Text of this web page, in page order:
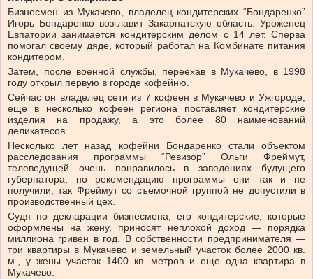
Бизнесмен из Мукачево, владелец кондитерских “Бондаренко”
Игорь Бондаренко возглавит Закарпатскую область. Уроженец
Евпатории занимается кондитерским делом с 14 лет. Сперва
помогал своему дяде, который работал на Комбинате питания
кондитером.
Затем, после военной службы, переехав в Мукачево, в 1998
году открыл первую в городе кофейню.
Сейчас он владелец сети из 7 кофеен в Мукачево и Ужгороде,
еще в несколько кофеен региона поставляет кондитерские
изделия на продажу, а это более 80 наименований
деликатесов.
Несколько лет назад кофейни Бондаренко стали объектом
расследования программы “Ревизор” Ольги Фреймут,
телеведущей очень понравилось в заведениях будущего
губернатора, но рекомендацию программы они так и не
получили, так Фреймут со съемочной группой не допустили в
производственный цех.
Судя по декларации бизнесмена, его кондитерские, которые
оформлены на жену, приносят неплохой доход — порядка
миллиона гривен в год. В собственности предпринимателя —
три квартиры в Мукачево и земельный участок более 2000 кв.
м., у жены участок 1400 кв. метров и еще одна квартира в
Мукачево.